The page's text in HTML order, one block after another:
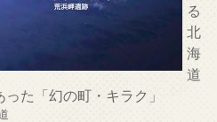
る
北
海
道
た「幻の町・キラク」